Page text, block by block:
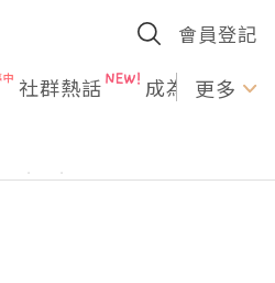
會員登記
社群熱話 成為U更多